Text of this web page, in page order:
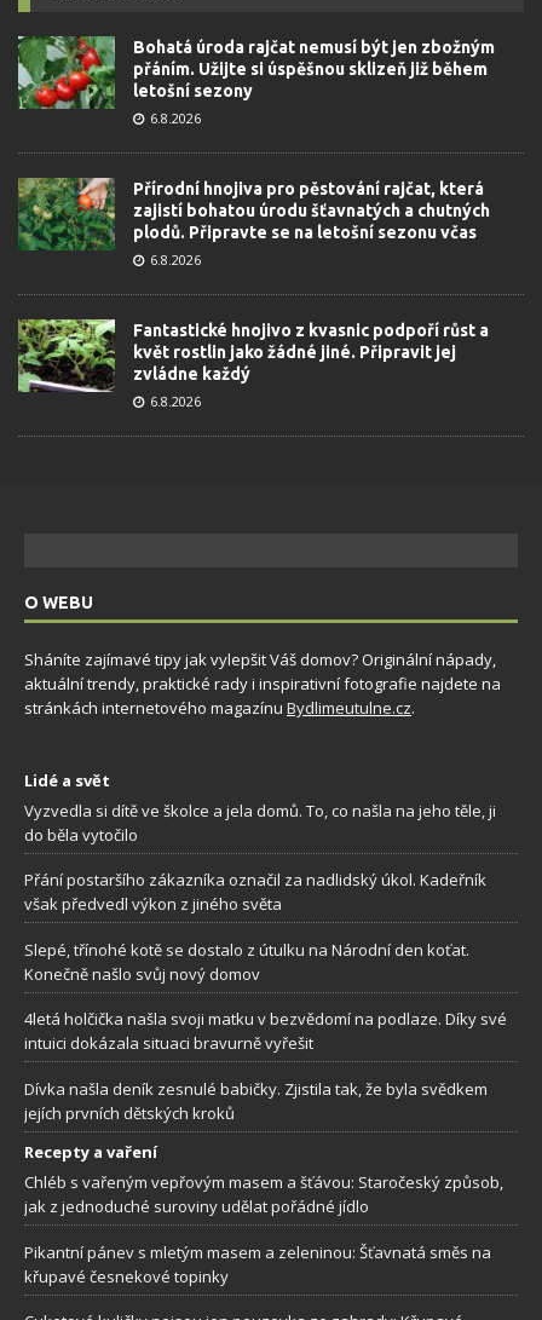
Bohatá úroda rajčat nemusí být jen zbožným
přáním. Užijte si úspěšnou sklizeň již během
letošní sezony
6.8.2026
Přírodní hnojiva pro pěstování rajčat, která
zajistí bohatou úrodu šťavnatých a chutných
plodů. Připravte se na letošní sezonu včas
6.8.2026
Fantastické hnojivo z kvasnic podpoří růst a
květ rostlin jako žádné jiné. Připravit jej
zvládne každý
6.8.2026
O WEBU
Sháníte zajímavé tipy jak vylepšit Váš domov? Originální nápady,
aktuální trendy, praktické rady i inspirativní fotografie najdete na
stránkách internetového magazínu Bydlimeutulne.cz.
Lidé a svět
Vyzvedla si dítě ve školce a jela domů. To, co našla na jeho těle, ji
do běla vytočilo
Přání postaršího zákazníka označil za nadlidský úkol. Kadeřník
však předvedl výkon z jiného světa
Slepé, třínohé kotě se dostalo z útulku na Národní den koťat.
Konečně našlo svůj nový domov
4letá holčička našla svoji matku v bezvědomí na podlaze. Díky své
intuici dokázala situaci bravurně vyřešit
Dívka našla deník zesnulé babičky. Zjistila tak, že byla svědkem
jejích prvních dětských kroků
Recepty a vaření
Chléb s vařeným vepřovým masem a šťávou: Staročeský způsob,
jak z jednoduché suroviny udělat pořádné jídlo
Pikantní pánev s mletým masem a zeleninou: Šťavnatá směs na
křupavé česnekové topinky